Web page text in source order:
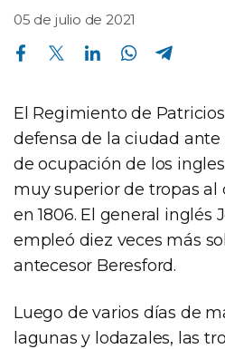
05 de julio de 2021
Compartir en Facebook Compartir en Twitter Compartir en Linkedin Compartir en Whatsapp
El Regimiento de
defensa de la ciudad
de ocupación de los
muy superior de tropas
en 1806. El general inglés
empleó diez veces más
antecesor Beresford.
Luego de varios días de
lagunas y lodazales, las